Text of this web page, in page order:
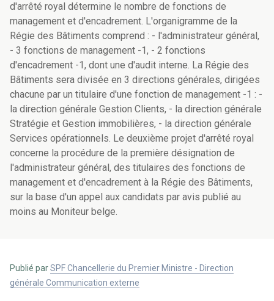
d'arrêté royal détermine le nombre de fonctions de
management et d'encadrement. L'organigramme de la
Régie des Bâtiments comprend : - l'administrateur général,
- 3 fonctions de management -1, - 2 fonctions
d'encadrement -1, dont une d'audit interne. La Régie des
Bâtiments sera divisée en 3 directions générales, dirigées
chacune par un titulaire d'une fonction de management -1 : -
la direction générale Gestion Clients, - la direction générale
Stratégie et Gestion immobilières, - la direction générale
Services opérationnels. Le deuxième projet d'arrêté royal
concerne la procédure de la première désignation de
l'administrateur général, des titulaires des fonctions de
management et d'encadrement à la Régie des Bâtiments,
sur la base d'un appel aux candidats par avis publié au
moins au Moniteur belge.
Publié parSPF Chancellerie du Premier Ministre - Direction
générale Communication externe